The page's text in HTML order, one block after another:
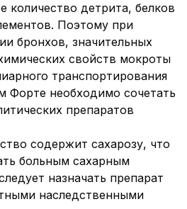
детрита, белков
Поэтому при
бронхов, значительных
свойств мокроты
транспортирования
Форте необходимо сочетать
препаратов
содержит сахарозу, что
больным сахарным
назначать препарат
наследственными